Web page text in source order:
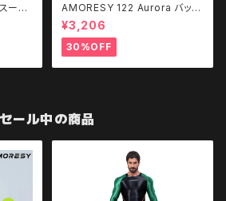
ーパ
コス
AMORESY 122 Aurora バック
レス水着（Mizugi Spaceコラ
ボ商品）
¥3,206
30%OFF
セール中の商品